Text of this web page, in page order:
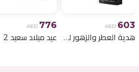
AED 603
هدية العطر والزهور لعيد الميلاد 6
AED 776
عيد ميلاد سعيد 2